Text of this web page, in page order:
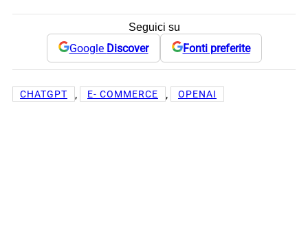
Seguici su
Google Discover Fonti preferite
CHATGPT , E- COMMERCE , OPENAI